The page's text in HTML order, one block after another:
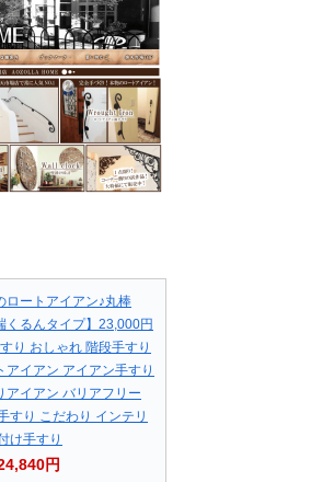
ロートアイアン♪丸棒
くるんタイプ】23,000円
り おしゃれ 階段手すり
アイアン アイアン手すり
アイアン バリアフリー
すり こだわり インテリ
け手すり
円